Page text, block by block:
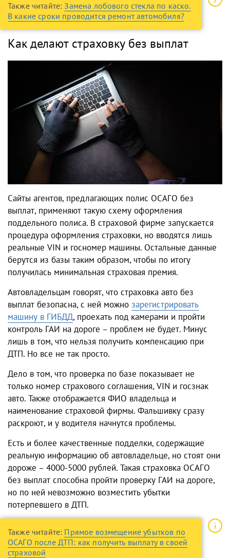
Также читайте:Замена лобового стекла по каско.
В какие сроки проводится ремонт автомобиля?
Как делают страховку без выплат
Сайты агентов, предлагающих полис ОСАГО без
выплат, применяют такую схему оформления
поддельного полиса. В страховой фирме запускается
процедура оформления страховки, но вводятся лишь
реальные VIN и госномер машины. Остальные данные
берутся из базы таким образом, чтобы по итогу
получилась минимальная страховая премия.
Автовладельцам говорят, что страховка авто без
выплат безопасна, с ней можно зарегистрировать
машину в ГИБДД, проехать под камерами и пройти
контроль ГАИ на дороге – проблем не будет. Минус
лишь в том, что нельзя получить компенсацию при
ДТП. Но все не так просто.
Дело в том, что проверка по базе показывает не
только номер страхового соглашения, VIN и госзнак
авто. Также отображается ФИО владельца и
наименование страховой фирмы. Фальшивку сразу
раскроют, и у водителя начнутся проблемы.
Есть и более качественные подделки, содержащие
реальную информацию об автовладельце, но стоят они
дороже – 4000-5000 рублей. Такая страховка ОСАГО
без выплат способна пройти проверку ГАИ на дороге,
но по ней невозможно возместить убытки
потерпевшего в ДТП.
Также читайте: Прямое возмещение убытков по
ОСАГО после ДТП: как получить выплату в своей
страховой